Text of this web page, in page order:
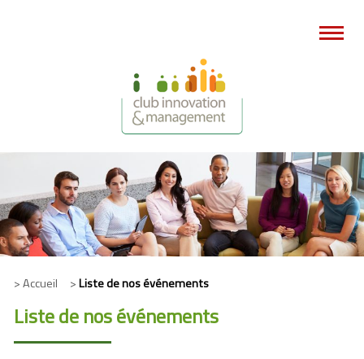
> Accueil >Liste de nos événements
Liste de nos événements